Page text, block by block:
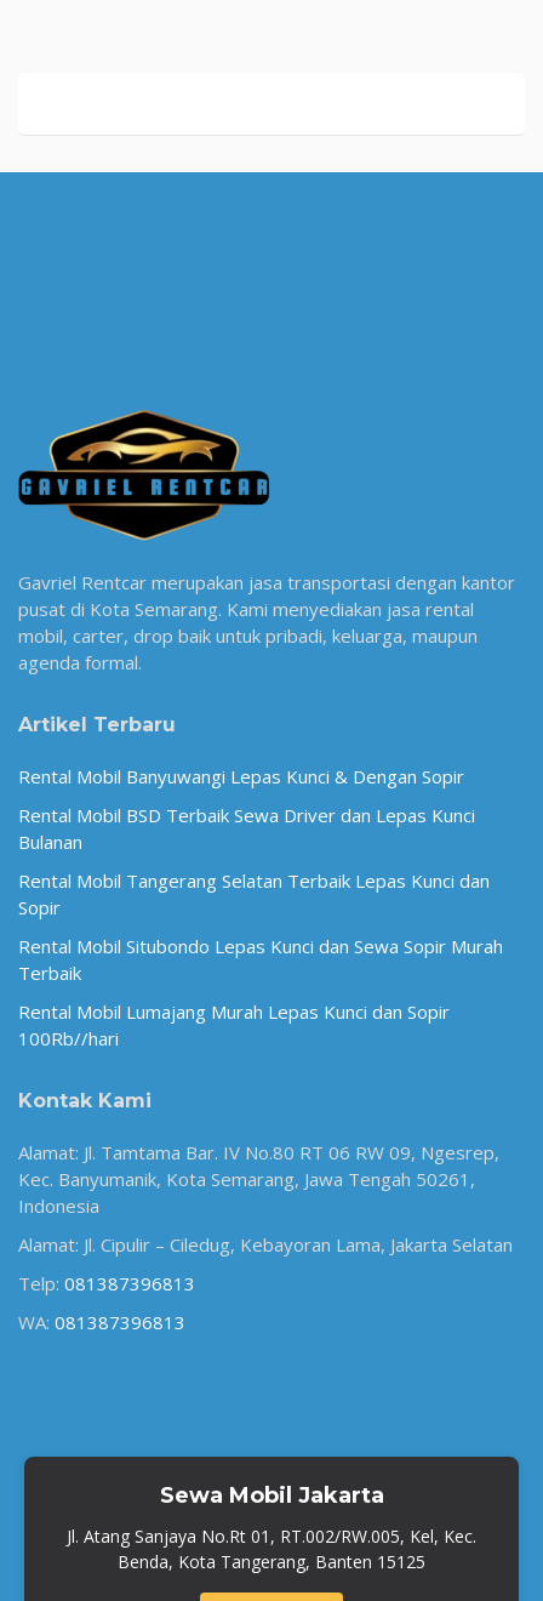
Gavriel Rentcar merupakan jasa transportasi dengan kantor
pusat di Kota Semarang. Kami menyediakan jasa rental
mobil, carter, drop baik untuk pribadi, keluarga, maupun
agenda formal.
Artikel Terbaru
Rental Mobil Banyuwangi Lepas Kunci & Dengan Sopir
Rental Mobil BSD Terbaik Sewa Driver dan Lepas Kunci
Bulanan
Rental Mobil Tangerang Selatan Terbaik Lepas Kunci dan
Sopir
Rental Mobil Situbondo Lepas Kunci dan Sewa Sopir Murah
Terbaik
Rental Mobil Lumajang Murah Lepas Kunci dan Sopir
100Rb//hari
Kontak Kami
Alamat: Jl. Tamtama Bar. IV No.80 RT 06 RW 09, Ngesrep,
Kec. Banyumanik, Kota Semarang, Jawa Tengah 50261,
Indonesia
Alamat: Jl. Cipulir – Ciledug, Kebayoran Lama, Jakarta Selatan
Telp: 081387396813
WA: 081387396813
Sewa Mobil Jakarta
Jl. Atang Sanjaya No.Rt 01, RT.002/RW.005, Kel, Kec.
Benda, Kota Tangerang, Banten 15125